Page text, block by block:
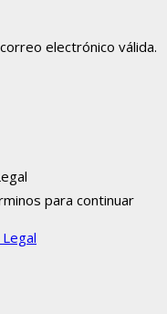
electrónico válida.
para continuar